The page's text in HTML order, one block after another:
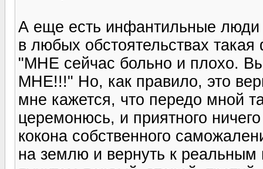
А еще есть инфантильные люди
в любых обстоятельствах
"МНЕ сейчас больно и плохо.
МНЕ!!!" Но, как правило, это
мне кажется, что передо мной
церемонюсь, и приятного
кокона собственного
на землю и вернуть к